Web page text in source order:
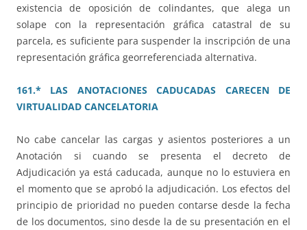
existencia de oposición de colindantes, que alega un
solape con la representación gráfica catastral de su
parcela, es suficiente para suspender la inscripción de una
representación gráfica georreferenciada alternativa.
161.* LAS ANOTACIONES CADUCADAS CARECEN DE
VIRTUALIDAD CANCELATORIA
No cabe cancelar las cargas y asientos posteriores a un
Anotación si cuando se presenta el decreto de
Adjudicación ya está caducada, aunque no lo estuviera en
el momento que se aprobó la adjudicación. Los efectos del
principio de prioridad no pueden contarse desde la fecha
de los documentos, sino desde la de su presentación en el